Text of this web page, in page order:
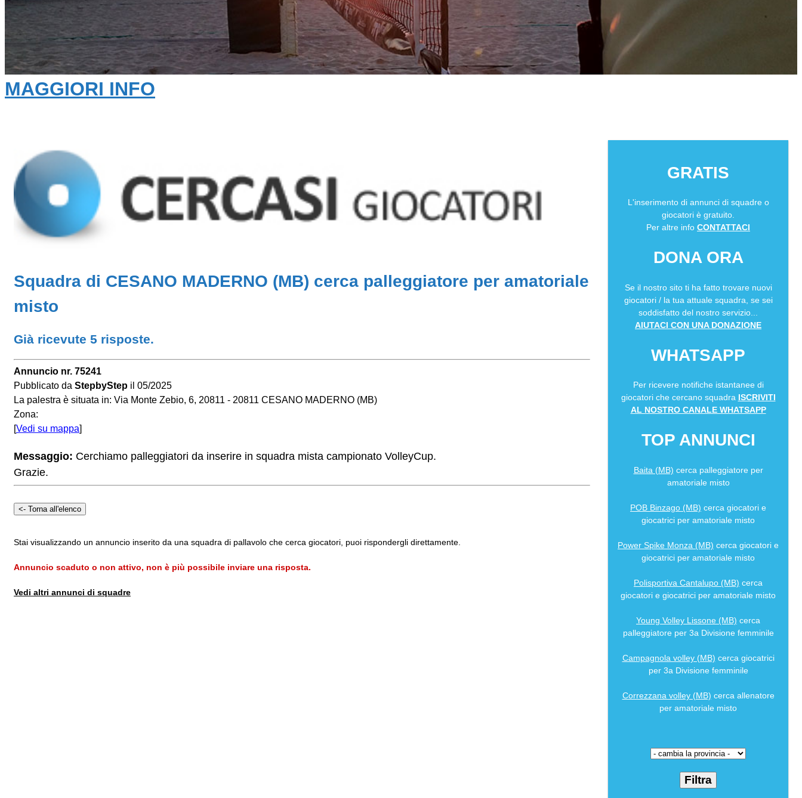
MAGGIORI INFO
Squadra di CESANO MADERNO (MB) cerca palleggiatore per amatoriale
misto
Già ricevute 5 risposte.
Annuncio nr. 75241
Pubblicato da StepbyStep il 05/2025
La palestra è situata in: Via Monte Zebio, 6, 20811 - 20811 CESANO MADERNO (MB)
Zona:
[Vedi su mappa]
Messaggio: Cerchiamo palleggiatori da inserire in squadra mista campionato VolleyCup.
Grazie.
Stai visualizzando un annuncio inserito da una squadra di pallavolo che cerca giocatori, puoi rispondergli direttamente.
Annuncio scaduto o non attivo, non è più possibile inviare una risposta.
Vedi altri annunci di squadre
GRATIS
L'inserimento di annunci di squadre o
giocatori è gratuito.
Per altre info CONTATTACI
DONA ORA
Se il nostro sito ti ha fatto trovare nuovi
giocatori / la tua attuale squadra, se sei
soddisfatto del nostro servizio...
AIUTACI CON UNA DONAZIONE
WHATSAPP
Per ricevere notifiche istantanee di
giocatori che cercano squadra ISCRIVITI
AL NOSTRO CANALE WHATSAPP
TOP ANNUNCI
Baita (MB) cerca palleggiatore per
amatoriale misto
POB Binzago (MB) cerca giocatori e
giocatrici per amatoriale misto
Power Spike Monza (MB) cerca giocatori e
giocatrici per amatoriale misto
Polisportiva Cantalupo (MB) cerca
giocatori e giocatrici per amatoriale misto
Young Volley Lissone (MB) cerca
palleggiatore per 3a Divisione femminile
Campagnola volley (MB) cerca giocatrici
per 3a Divisione femminile
Correzzana volley (MB) cerca allenatore
per amatoriale misto